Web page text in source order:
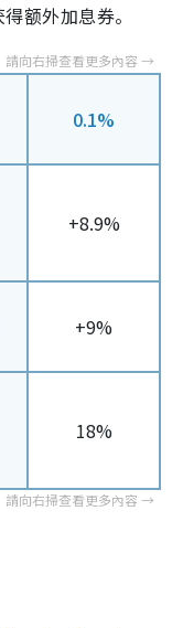
额外加息券。
0.1%
+8.9%
+9%
18%